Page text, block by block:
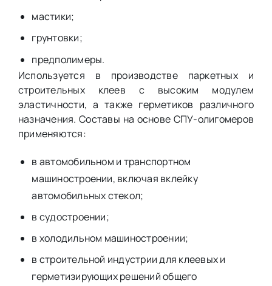
мастики;
грунтовки;
предполимеры.
Используется в производстве паркетных и
строительных клеев с высоким модулем
эластичности, а также герметиков различного
назначения. Составы на основе СПУ-олигомеров
применяются:
в автомобильном и транспортном
машиностроении, включая вклейку
автомобильных стекол;
в судостроении;
в холодильном машиностроении;
в строительной индустрии для клеевых и
герметизирующих решений общего